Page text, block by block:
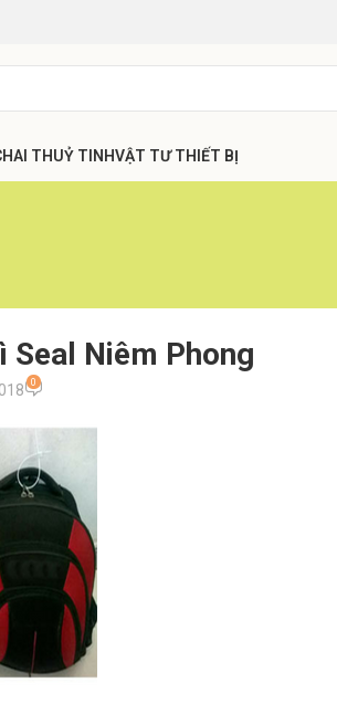
THUỶ TINHVẬT TƯ THIẾT BỊ
Seal Niêm Phong
0